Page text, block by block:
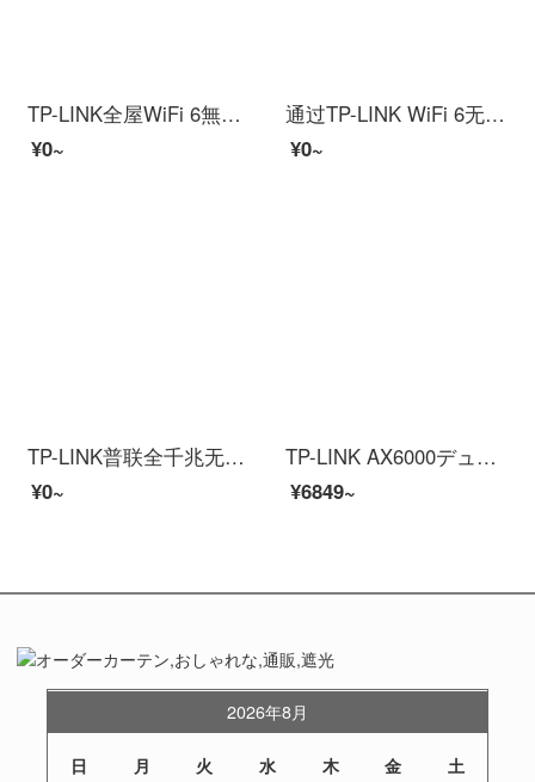
TP-LINK全屋WiFi 6無線apパネルギガビットセットax 3000 MインターネットカバーacグループネットワークPoeルター【Wi-Fi 6】5個パネル+9口ルーティングアップグレード版【ホワイト】
¥0~
通过TP-LINK WiFi 6无线路线壁,王家用5 G高速杜尔周波数全千兆网口易展Mesh分布式游戏路线漏油器【WI-FI 6代】无线3000 Mハイエンド路线
¥0~
TP-LINK普联全千兆无线apパネル全屋wifi套装poe路线电源5 g杜尔周波数ac 1200 m互联网覆盖【深空银】3个パネル+5口一体化路线【升级版】
¥0~
TP-LINK AX6000デュアル周波数WiFi6千兆无线ルーター XDR6088易展Turbo版 双2.5G网口 电竞级游戏加速 支持Docker功能
¥6849~
2026年8月
日 月 火 水 木 金 土